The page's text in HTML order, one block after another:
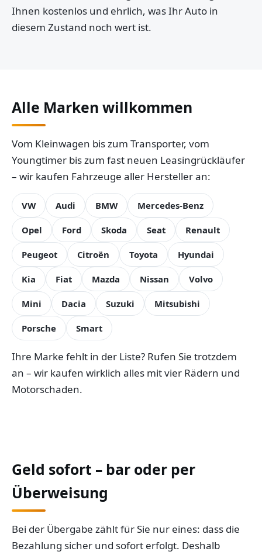
Ihnen kostenlos und ehrlich, was Ihr Auto in
diesem Zustand noch wert ist.
Alle Marken willkommen
Vom Kleinwagen bis zum Transporter, vom
Youngtimer bis zum fast neuen Leasingrückläufer
– wir kaufen Fahrzeuge aller Hersteller an:
VW Audi BMW Mercedes-Benz
Opel Ford Skoda Seat Renault
Peugeot Citroën Toyota Hyundai
Kia Fiat Mazda Nissan Volvo
Mini Dacia Suzuki Mitsubishi
Porsche Smart
Ihre Marke fehlt in der Liste? Rufen Sie trotzdem
an – wir kaufen wirklich alles mit vier Rädern und
Motorschaden.
Geld sofort – bar oder per
Überweisung
Bei der Übergabe zählt für Sie nur eines: dass die
Bezahlung sicher und sofort erfolgt. Deshalb